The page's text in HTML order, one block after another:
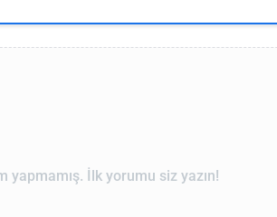
yapmamış. İlk yorumu siz yazın!